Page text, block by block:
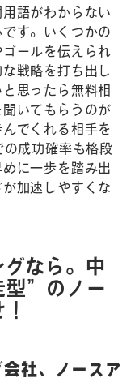
語がわからない
す。いくつかの
ールを伝えられ
戦略を打ち出し
思ったら無料相
いてもらうのが
でくれる相手を
の成功確率も格段
に一歩を踏み出
加速しやすくな
なら。中
型”のノー
社、ノースア